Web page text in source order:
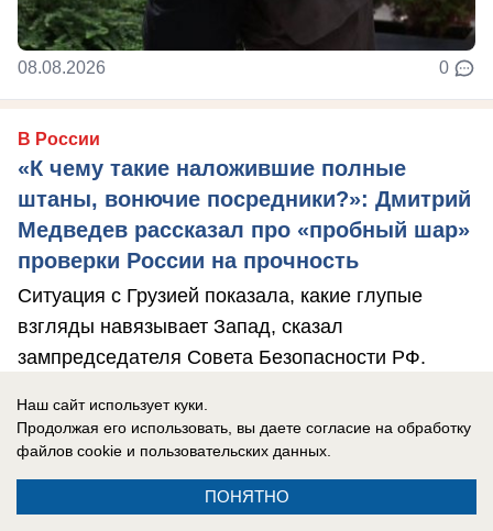
08.08.2026 0
В России
«К чему такие наложившие полные
штаны, вонючие посредники?»: Дмитрий
Медведев рассказал про «пробный шар»
проверки России на прочность
Ситуация с Грузией показала, какие глупые
взгляды навязывает Запад, сказал
зампредседателя Совета Безопасности РФ.
Наш сайт использует куки.
Продолжая его использовать, вы даете согласие на обработку
файлов cookie и пользовательских данных.
ПОНЯТНО